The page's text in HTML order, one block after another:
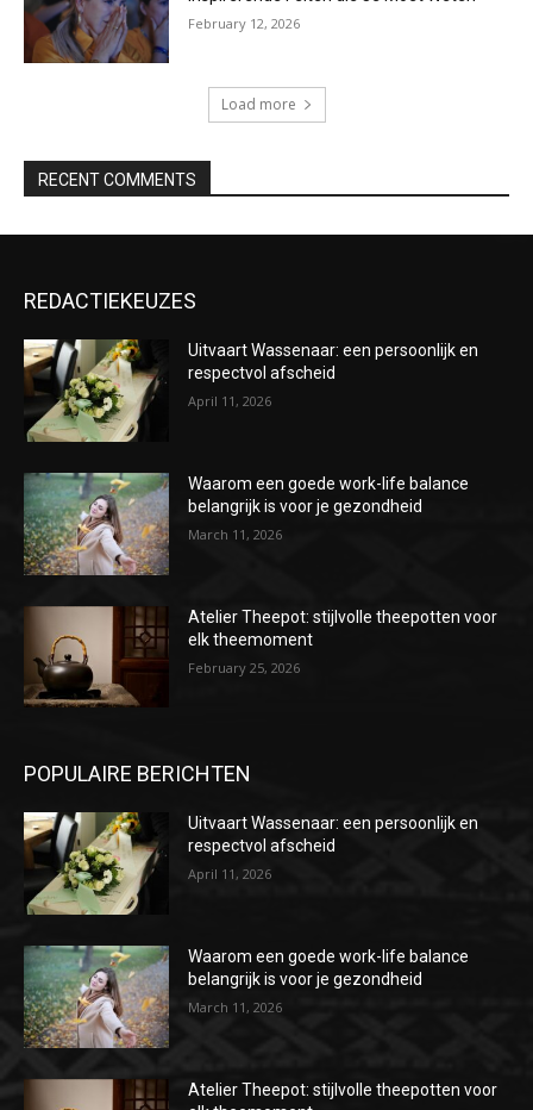
February 12, 2026
Load more
RECENT COMMENTS
REDACTIEKEUZES
Uitvaart Wassenaar: een persoonlijk en
respectvol afscheid
April 11, 2026
Waarom een goede work-life balance
belangrijk is voor je gezondheid
March 11, 2026
Atelier Theepot: stijlvolle theepotten voor
elk theemoment
February 25, 2026
POPULAIRE BERICHTEN
Uitvaart Wassenaar: een persoonlijk en
respectvol afscheid
April 11, 2026
Waarom een goede work-life balance
belangrijk is voor je gezondheid
March 11, 2026
Atelier Theepot: stijlvolle theepotten voor